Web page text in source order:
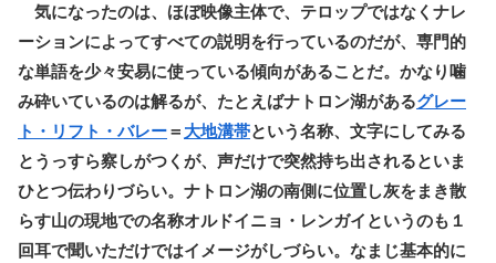
気になったのは、ほぼ映像主体で、テロップではなくナレ
ーションによってすべての説明を行っているのだが、専門的
な単語を少々安易に使っている傾向があることだ。かなり噛
み砕いているのは解るが、たとえばナトロン湖があるグレー
ト・リフト・バレー＝ 大地溝帯という名称、文字にしてみる
とうっすら察しがつくが、声だけで突然持ち出されるといま
ひとつ伝わりづらい。ナトロン湖の南側に位置し灰をまき散
らす山の現地での名称オルドイニョ・レンガイというのも１
回耳で聞いただけではイメージがしづらい。なまじ基本的に